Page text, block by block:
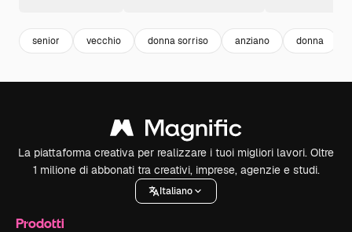
senior vecchio donna sorriso anziano donna
La piattaforma creativa per realizzare i tuoi migliori lavori. Oltre
1 milione di abbonati tra creativi, imprese, agenzie e studi.
Italiano
Prodotti